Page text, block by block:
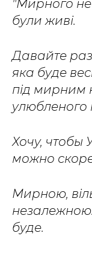
"Мирного
були живі.
Давайте
яка буде
під мирним
улюбленого
Хочу, чтобы
можно
Мирною,
незалежною.
буде.